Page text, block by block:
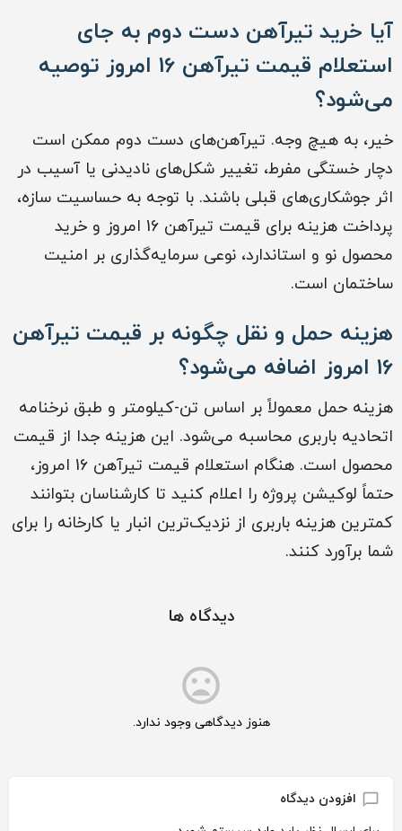
آیا خرید تیرآهن دست دوم به جای
استعلام قیمت تیرآهن 16 امروز توصیه
می‌شود؟
خیر، به هیچ وجه. تیرآهن‌های دست دوم ممکن است
دچار خستگی مفرط، تغییر شکل‌های نادیدنی یا آسیب در
اثر جوشکاری‌های قبلی باشند. با توجه به حساسیت سازه،
پرداخت هزینه برای قیمت تیرآهن 16 امروز و خرید
محصول نو و استاندارد، نوعی سرمایه‌گذاری بر امنیت
ساختمان است.
هزینه حمل و نقل چگونه بر قیمت تیرآهن
16 امروز اضافه می‌شود؟
هزینه حمل معمولاً بر اساس تن-کیلومتر و طبق نرخنامه
اتحادیه باربری محاسبه می‌شود. این هزینه جدا از قیمت
محصول است. هنگام استعلام قیمت تیرآهن 16 امروز،
حتماً لوکیشن پروژه را اعلام کنید تا کارشناسان بتوانند
کمترین هزینه باربری از نزدیک‌ترین انبار یا کارخانه را برای
شما برآورد کنند.
دیدگاه ها
هنوز دیدگاهی وجود ندارد.
افزودن دیدگاه